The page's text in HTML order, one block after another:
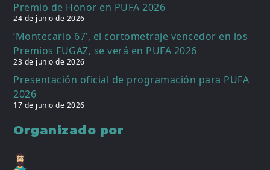
Premio de Honor en PUFA 2026
24 de junio de 2026
‘Montecarlo 67’, el cortometraje vencedor en los
Premios FUGAZ, se verá en PUFA 2026
23 de junio de 2026
Presentación oficial de programación para PUFA
2026
17 de junio de 2026
Organizado por